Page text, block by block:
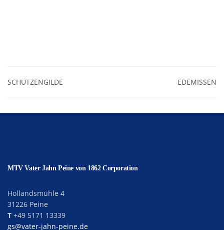
SCHÜTZENGILDE EDEMISSEN
MTV Vater Jahn Peine von 1862 Corporation
Hollandsmühle 4
31226 Peine
T +49 5171 13339
gs@vater-jahn-peine.de